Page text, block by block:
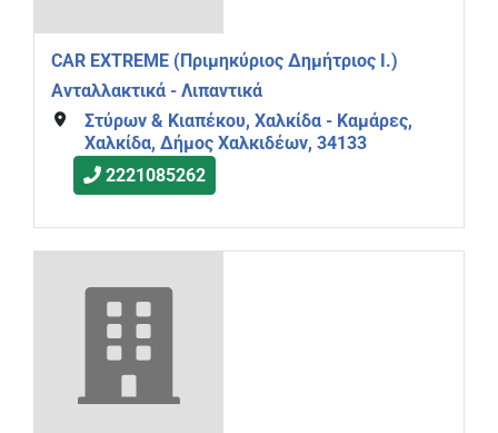
CAR EXTREME (Πριμηκύριος Δημήτριος Ι.)
Ανταλλακτικά - Λιπαντικά
Στύρων & Κιαπέκου, Χαλκίδα - Καμάρες,
Χαλκίδα, Δήμος Χαλκιδέων, 34133
2221085262